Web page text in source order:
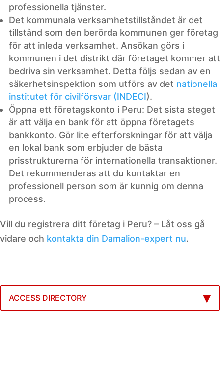
professionella tjänster.
Det kommunala verksamhetstillståndet är det
tillstånd som den berörda kommunen ger företag
för att inleda verksamhet. Ansökan görs i
kommunen i det distrikt där företaget kommer att
bedriva sin verksamhet. Detta följs sedan av en
säkerhetsinspektion som utförs av det nationella
institutet för civilförsvar (INDECI).
Öppna ett företagskonto i Peru: Det sista steget
är att välja en bank för att öppna företagets
bankkonto. Gör lite efterforskningar för att välja
en lokal bank som erbjuder de bästa
prisstrukturerna för internationella transaktioner.
Det rekommenderas att du kontaktar en
professionell person som är kunnig om denna
process.
Vill du registrera ditt företag i Peru? – Låt oss gå
vidare och kontakta din Damalion-expert nu.
ACCESS DIRECTORY